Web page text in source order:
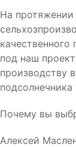
На протяжении
под наш
производству
Почему вы
Алексей